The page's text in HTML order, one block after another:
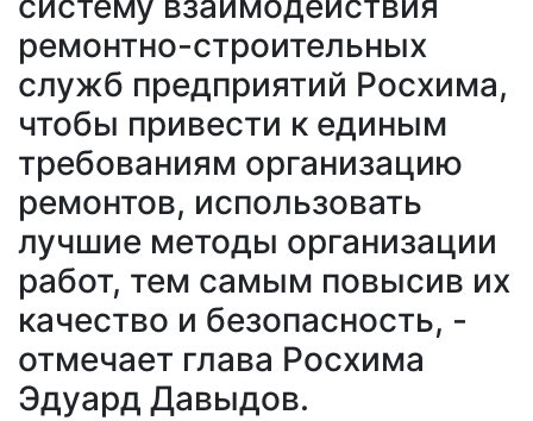
ремонтно-строительных
служб предприятий Росхима,
чтобы привести к единым
требованиям организацию
ремонтов, использовать
лучшие методы организации
работ, тем самым повысив их
качество и безопасность, -
отмечает глава Росхима
Эдуард Давыдов.